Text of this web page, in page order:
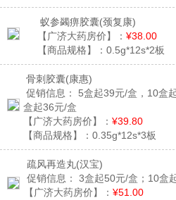
蚁参蠲痹胶囊(颈复康)
【广济大药房价】： ¥38.00
【商品规格】： 0.5g*12s*2板
骨刺胶囊(康惠)
促销信息：
5盒起39元/盒，10盒
盒起36元/盒
【广济大药房价】： ¥39.80
【商品规格】： 0.35g*12s*3板
疏风再造丸(汉宝)
促销信息：
3盒起50元/盒；10盒
【广济大药房价】： ¥51.00